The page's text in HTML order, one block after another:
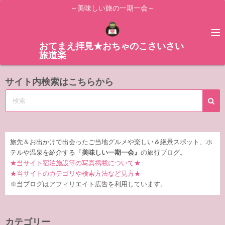
ス
ッ
～美味しい旅の一期一会～
おてまえ拝見★おちゃのこさいさい
旅道楽
サイト内検索はこちらから
旅先＆お出かけで出会ったご当地グルメや楽しい＆絶景スポット、ホ
テルや温泉を紹介する『 美味しい一期一会』 の旅行ブログ。
★当サイト宿泊施設等の写真掲載について★
★当サイトのカテゴリや検索方法など見方★
※当ブログはアフィリエイト広告を利用しています。
カテゴリー